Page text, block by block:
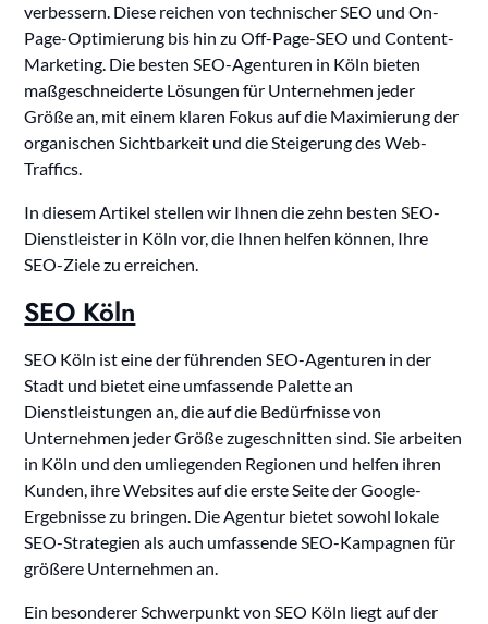
verbessern. Diese reichen von technischer SEO und On-
Page-Optimierung bis hin zu Off-Page-SEO und Content-
Marketing. Die besten SEO-Agenturen in Köln bieten
maßgeschneiderte Lösungen für Unternehmen jeder
Größe an, mit einem klaren Fokus auf die Maximierung der
organischen Sichtbarkeit und die Steigerung des Web-
Traffics.
In diesem Artikel stellen wir Ihnen die zehn besten SEO-
Dienstleister in Köln vor, die Ihnen helfen können, Ihre
SEO-Ziele zu erreichen.
SEO Köln
SEO Köln ist eine der führenden SEO-Agenturen in der
Stadt und bietet eine umfassende Palette an
Dienstleistungen an, die auf die Bedürfnisse von
Unternehmen jeder Größe zugeschnitten sind. Sie arbeiten
in Köln und den umliegenden Regionen und helfen ihren
Kunden, ihre Websites auf die erste Seite der Google-
Ergebnisse zu bringen. Die Agentur bietet sowohl lokale
SEO-Strategien als auch umfassende SEO-Kampagnen für
größere Unternehmen an.
Ein besonderer Schwerpunkt von SEO Köln liegt auf der